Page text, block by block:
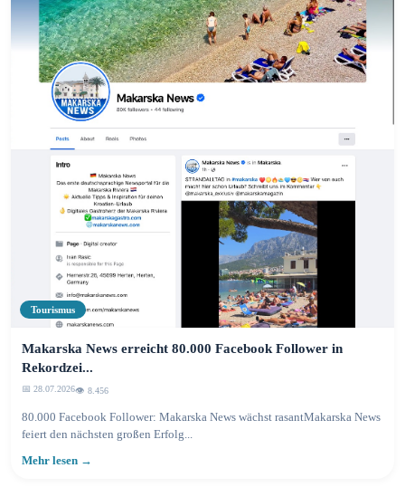
Tourismus
Makarska News erreicht 80.000 Facebook Follower in
Rekordzei...
📅 28.07.2026👁️ 8.459
80.000 Facebook Follower: Makarska News wächst rasantMakarska News
feiert den nächsten großen Erfolg...
Mehr lesen →